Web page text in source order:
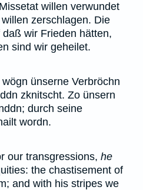
willen verwundet
zerschlagen. Die
wir Frieden hätten,
sind wir geheilet.
ünserne Verbröchn
zknitscht. Zo ünsern
durch seine
wordn.
our transgressions, he
the chastisement of
and with his stripes we